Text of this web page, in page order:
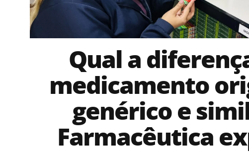
Qual a
medicamento
genérico e
Farmacêutica